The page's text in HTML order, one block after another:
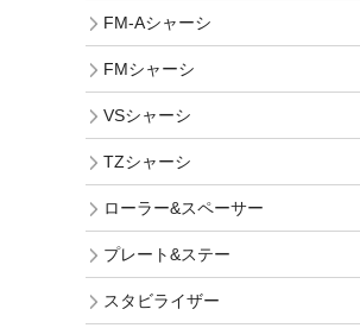
FM-Aシャーシ
FMシャーシ
VSシャーシ
TZシャーシ
ローラー&スペーサー
プレート&ステー
スタビライザー